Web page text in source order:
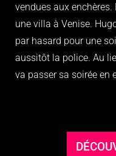
vendues aux
une villa à Venise.
par hasard pour une
aussitôt la police. Au
va passer sa soirée en